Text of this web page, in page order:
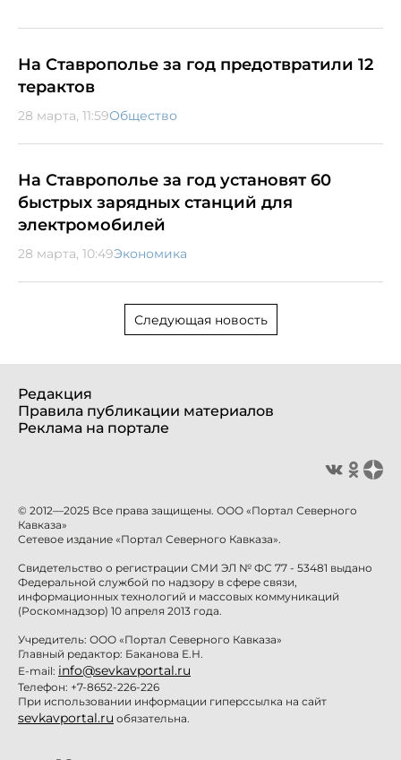
На Ставрополье за год предотвратили 12
терактов
28 марта, 11:59Общество
На Ставрополье за год установят 60
быстрых зарядных станций для
электромобилей
28 марта, 10:49Экономика
Следующая новость
Редакция
Правила публикации материалов
Реклама на портале
© 2012—2025 Все права защищены. ООО «Портал Северного
Кавказа»
Сетевое издание «Портал Северного Кавказа».
Свидетельство о регистрации СМИ ЭЛ № ФС 77 - 53481 выдано
Федеральной службой по надзору в сфере связи,
информационных технологий и массовых коммуникаций
(Роскомнадзор) 10 апреля 2013 года.
Учредитель: ООО «Портал Северного Кавказа»
Главный редактор: Баканова Е.Н.
E-mail: info@sevkavportal.ru
Телефон: +7-8652-226-226
При использовании информации гиперссылка на сайт
sevkavportal.ru обязательна.